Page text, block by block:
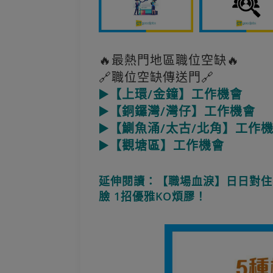
🔥最熱門地區職位空缺🔥
🔗職位空缺傳送門🔗
▶️【上環/金鐘】工作機會
▶️【銅鑼灣/灣仔】工作機會
▶️【鰂魚涌/太古/北角】工作
▶️【觀塘區】工作機會
延伸閱讀：【職場血淚】日日對
臉 1招優雅KO煩膠！